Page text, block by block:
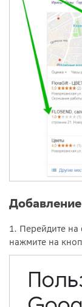
1. Перейдите на
нажмите на